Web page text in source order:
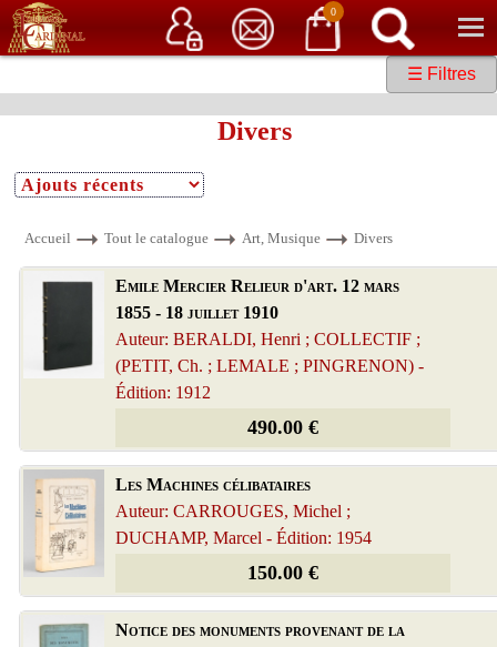
0
Service client 06 15 37 15 37 Librairie de livres anciens & rares
☰ Filtres
Divers
Accueil Tout le catalogue Art, Musique Divers
Emile Mercier Relieur d'art. 12 mars
1855 - 18 juillet 1910
Auteur: BERALDI, Henri ; COLLECTIF ;
(PETIT, Ch. ; LEMALE ; PINGRENON) -
Édition: 1912
490.00 €
Les Machines célibataires
Auteur: CARROUGES, Michel ;
DUCHAMP, Marcel - Édition: 1954
150.00 €
Notice des monuments provenant de la